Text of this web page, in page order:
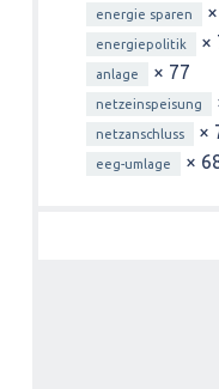
energie sparen
energiepolitik ×
anlage × 77
netzeinspeisung
netzanschluss ×
eeg-umlage ×